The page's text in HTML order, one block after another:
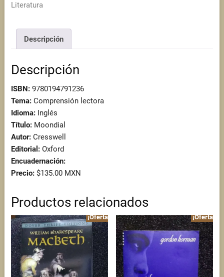
Literatura
Descripción
Descripción
ISBN:9780194791236
Tema:Comprensión lectora
Idioma:Inglés
Título:Moondial
Autor:Cresswell
Editorial:Oxford
Encuadernación:
Precio:$135.00 MXN
Productos relacionados
¡Oferta! ¡Oferta!